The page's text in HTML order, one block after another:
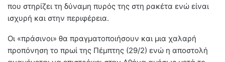
που στηρίζει τη δύναμη πυρός της στη ρακέτα ενώ είναι
ισχυρή και στην περιφέρεια.
Οι «πράσινοι» θα πραγματοποιήσουν και μια χαλαρή
προπόνηση το πρωί της Πέμπτης (29/2) ενώ η αποστολή